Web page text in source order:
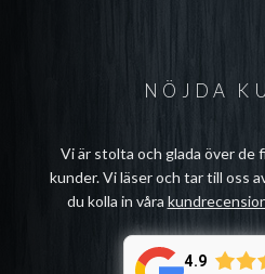
NÖJDA
Vi är stolta och glada över de
kunder. Vi läser och tar till oss
du kolla in våra
4.9